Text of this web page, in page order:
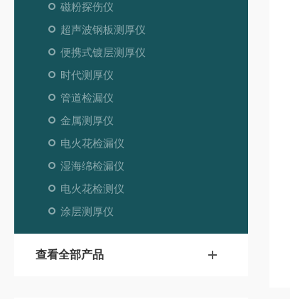
磁粉探伤仪
超声波钢板测厚仪
便携式镀层测厚仪
时代测厚仪
管道检漏仪
金属测厚仪
电火花检漏仪
湿海绵检漏仪
电火花检测仪
涂层测厚仪
查看全部产品